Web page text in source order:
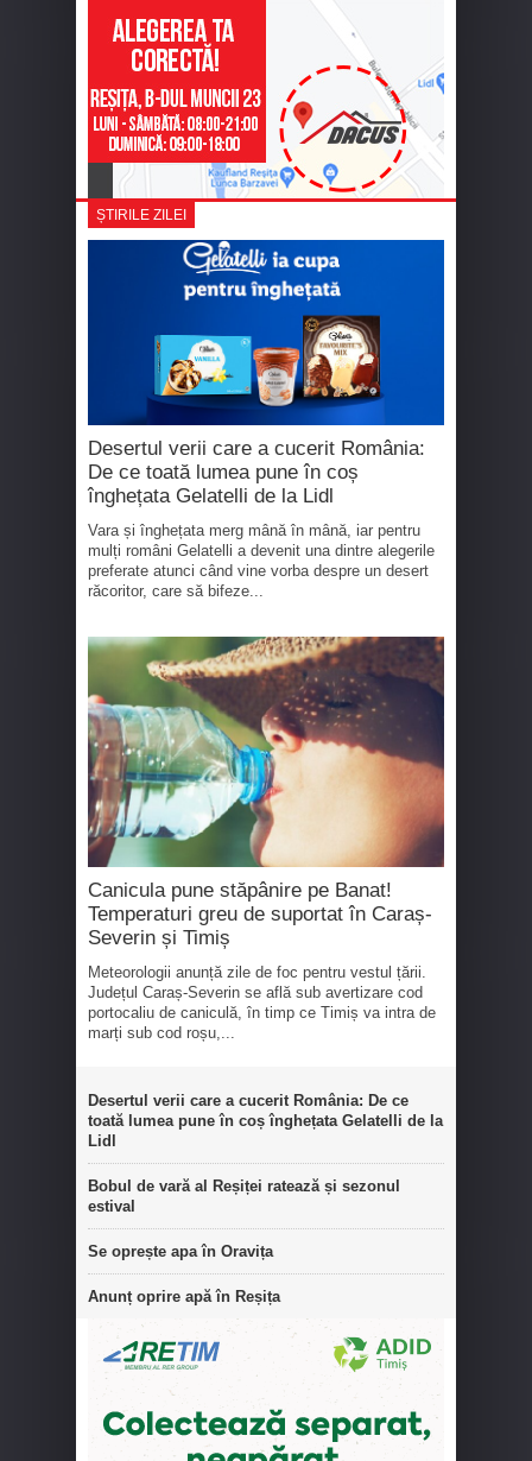
ȘTIRILE ZILEI
Desertul verii care a cucerit România:
De ce toată lumea pune în coș
înghețata Gelatelli de la Lidl
Vara și înghețata merg mână în mână, iar pentru
mulți români Gelatelli a devenit una dintre alegerile
preferate atunci când vine vorba despre un desert
răcoritor, care să bifeze...
Canicula pune stăpânire pe Banat!
Temperaturi greu de suportat în Caraș-
Severin și Timiș
Meteorologii anunță zile de foc pentru vestul țării.
Județul Caraș-Severin se află sub avertizare cod
portocaliu de caniculă, în timp ce Timiș va intra de
marți sub cod roșu,...
Desertul verii care a cucerit România: De ce
toată lumea pune în coș înghețata Gelatelli de la
Lidl
Bobul de vară al Reșiței ratează și sezonul
estival
Se oprește apa în Oravița
Anunț oprire apă în Reșița